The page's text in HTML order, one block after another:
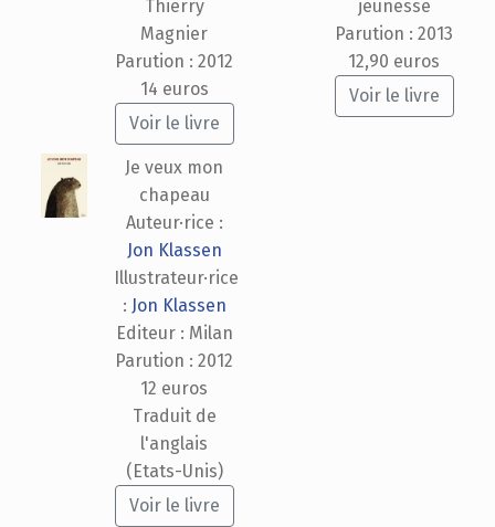
Thierry
Magnier
Parution : 2012
14 euros
Voir le livre
jeunesse
Parution : 2013
12,90 euros
Voir le livre
Je veux mon
chapeau
Auteur·rice :
Jon Klassen
Illustrateur·rice
: Jon Klassen
Editeur : Milan
Parution : 2012
12 euros
Traduit de
l'anglais
(Etats-Unis)
Voir le livre